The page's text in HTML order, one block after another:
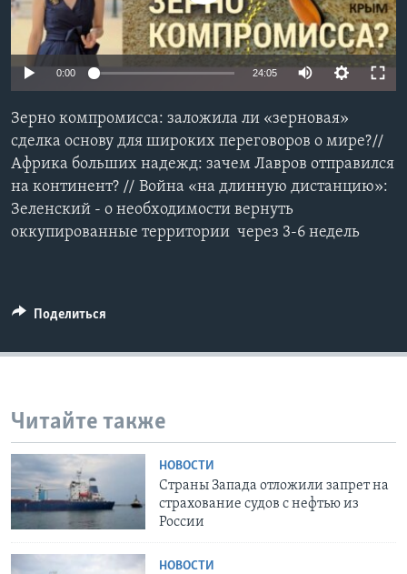
Learning English
СОЦИАЛЬНЫЕ СЕТИ
Языки
0:00 24:05
Зерно компромисса: заложила ли «зерновая»
сделка основу для широких переговоров о мире?//
Африка больших надежд: зачем Лавров отправился
на континент? // Война «на длинную дистанцию»:
Зеленский - о необходимости вернуть
оккупированные территории через 3-6 недель
Поделиться
Читайте также
НОВОСТИ
Страны Запада отложили запрет на
страхование судов с нефтью из
России
НОВОСТИ